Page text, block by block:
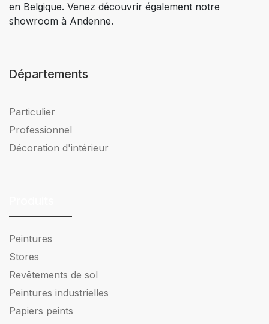
en Belgique. Venez découvrir également notre
showroom à Andenne.
Départements
Particulier
Professionnel
Décoration d'intérieur
Peintures
Stores
Revêtements de sol
Peintures industrielles
Papiers peints